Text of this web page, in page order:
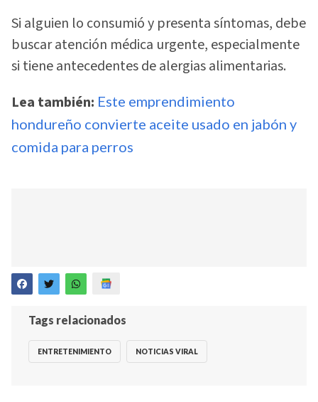
Si alguien lo consumió y presenta síntomas, debe
buscar atención médica urgente, especialmente
si tiene antecedentes de alergias alimentarias.
Lea también: Este emprendimiento
hondureño convierte aceite usado en jabón y
comida para perros
Tags relacionados
ENTRETENIMIENTO NOTICIAS VIRAL